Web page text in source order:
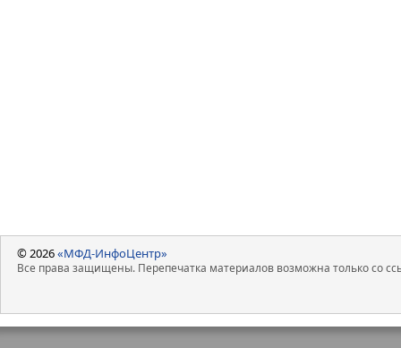
© 2026«МФД-ИнфоЦентр»
Все права защищены. Перепечатка материалов возможна только со